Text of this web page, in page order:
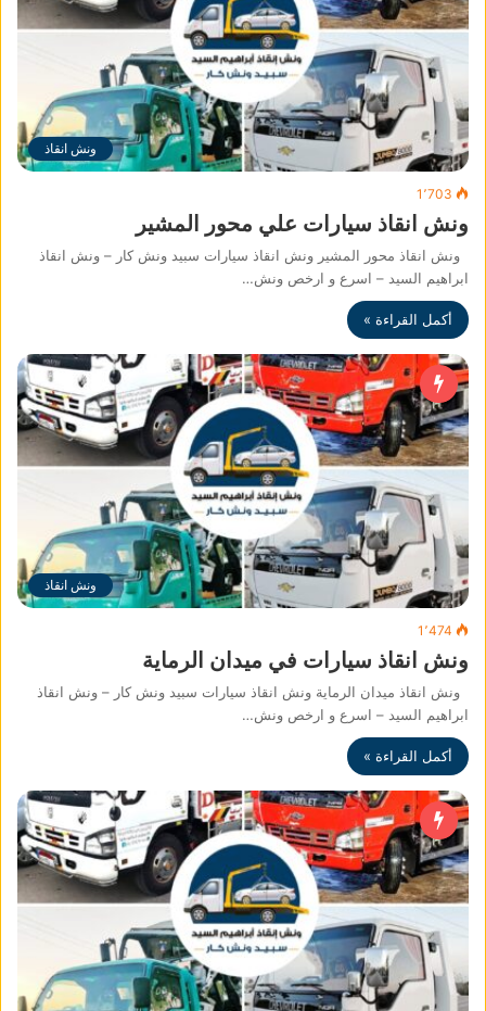
ونش انقاذ
1٬703
ونش انقاذ سيارات علي محور المشير
ونش انقاذ محور المشير ونش انقاذ سيارات سبيد ونش كار – ونش انقاذ
ابراهيم السيد – اسرع و ارخص ونش…
أكمل القراءة »
ونش انقاذ
1٬474
ونش انقاذ سيارات في ميدان الرماية
ونش انقاذ ميدان الرماية ونش انقاذ سيارات سبيد ونش كار – ونش انقاذ
ابراهيم السيد – اسرع و ارخص ونش…
أكمل القراءة »